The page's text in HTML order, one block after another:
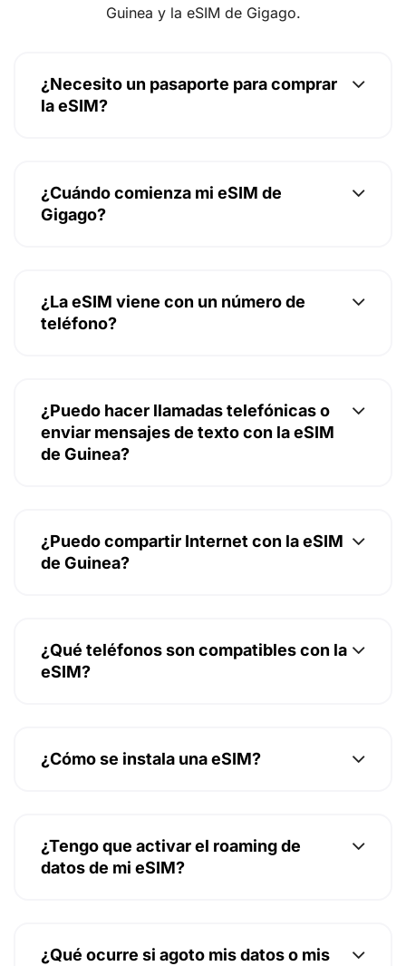
Guinea y la eSIM de Gigago.
¿Necesito un pasaporte para comprar
la eSIM?
¿Cuándo comienza mi eSIM de
Gigago?
¿La eSIM viene con un número de
teléfono?
¿Puedo hacer llamadas telefónicas o
enviar mensajes de texto con la eSIM
de Guinea?
¿Puedo compartir Internet con la eSIM
de Guinea?
¿Qué teléfonos son compatibles con la
eSIM?
¿Cómo se instala una eSIM?
¿Tengo que activar el roaming de
datos de mi eSIM?
¿Qué ocurre si agoto mis datos o mis